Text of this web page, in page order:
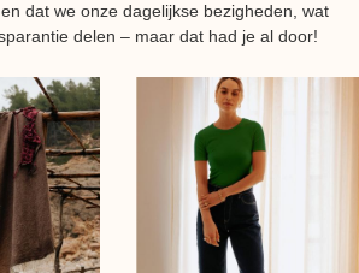
dat we onze dagelijkse bezigheden, wat
delen – maar dat had je al door!